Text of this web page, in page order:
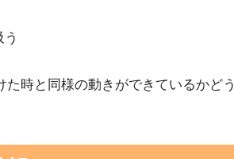
時と同様の動きができているかど